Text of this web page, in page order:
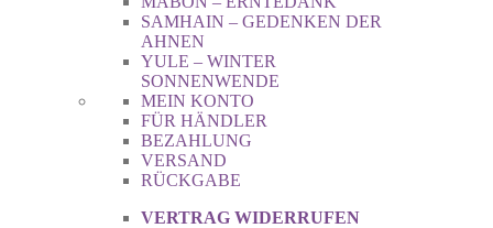
SAMHAIN – GEDENKEN DER
AHNEN
YULE – WINTER
SONNENWENDE
MEIN KONTO
FÜR HÄNDLER
BEZAHLUNG
VERSAND
RÜCKGABE
VERTRAG WIDERRUFEN